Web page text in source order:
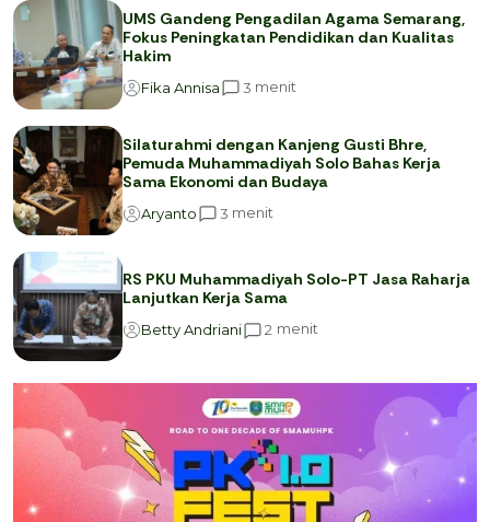
UMS Gandeng Pengadilan Agama Semarang,
Fokus Peningkatan Pendidikan dan Kualitas
Hakim
Fika Annisa 3 menit
Silaturahmi dengan Kanjeng Gusti Bhre,
Pemuda Muhammadiyah Solo Bahas Kerja
Sama Ekonomi dan Budaya
Aryanto 3 menit
RS PKU Muhammadiyah Solo-PT Jasa Raharja
Lanjutkan Kerja Sama
Betty Andriani 2 menit